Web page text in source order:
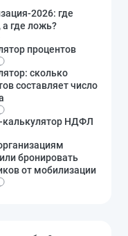
2026: где
а где ложь?
процентов
сколько
составляет число
калькулятор НДФЛ
бронировать
от мобилизации